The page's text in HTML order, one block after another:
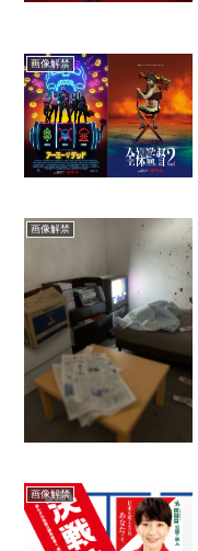
画像解禁
画像解禁
画像解禁